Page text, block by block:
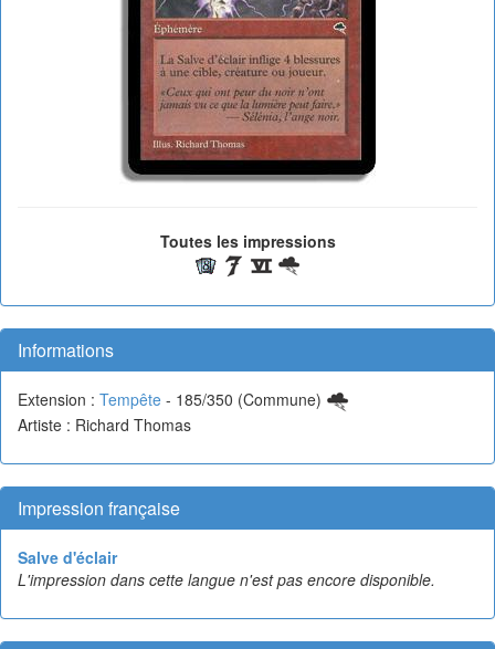
Toutes les impressions
Informations
Extension : Tempête - 185/350 (Commune)
Artiste : Richard Thomas
Impression française
Salve d'éclair
L'impression dans cette langue n'est pas encore disponible.